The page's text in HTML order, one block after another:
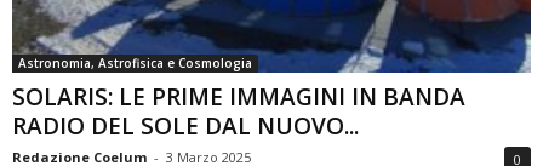
Astronomia, Astrofisica e Cosmologia
SOLARIS: LE PRIME IMMAGINI IN BANDA
RADIO DEL SOLE DAL NUOVO...
Redazione Coelum - 3 Marzo 2025 0